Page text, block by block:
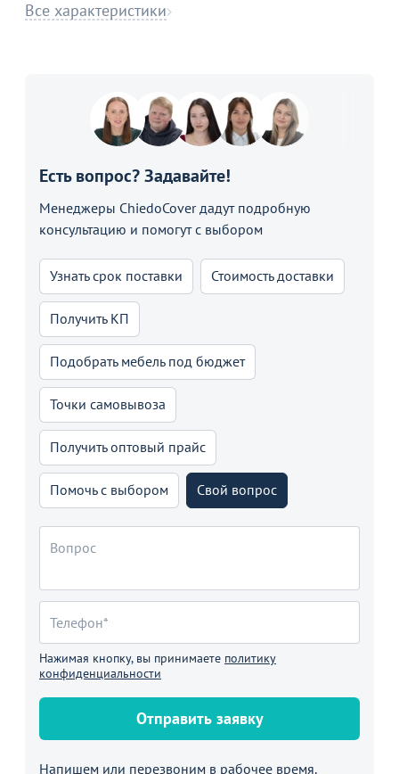
Все характеристики
Есть вопрос? Задавайте!
Менеджеры ChiedoCover дадут подробную
консультацию и помогут с выбором
Узнать срок поставки Стоимость доставки
Получить КП
Подобрать мебель под бюджет
Точки самовывоза
Получить оптовый прайс
Помочь с выбором Свой вопрос
Нажимая кнопку, вы принимаете политику
конфиденциальности
Отправить заявку
Напишем или перезвоним в рабочее время.